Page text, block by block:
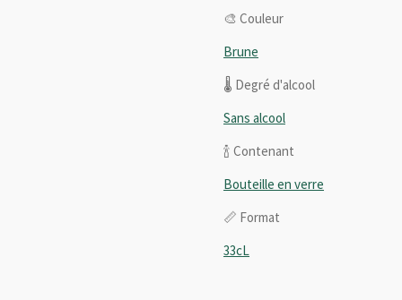
🎨 Couleur
Brune
🌡️ Degré d'alcool
Sans alcool
🍾 Contenant
Bouteille en verre
📏 Format
33cL